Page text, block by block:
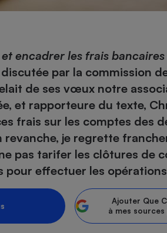
encadrer les frais bancaires
par la commission
de ses vœux notre
et rapporteure du texte,
frais sur les comptes des
revanche, je regrette
pas tarifer les clôtures de
pour effectuer les
Ajouter Que
à mes
Foie gras
Champagne - Comment
bouteille de champagne
emprunteur Assurance
Banque en ligne
- Ustensile
linge Lave-
Ordinateur
Poêle à
Mutuelle Aide
Crème